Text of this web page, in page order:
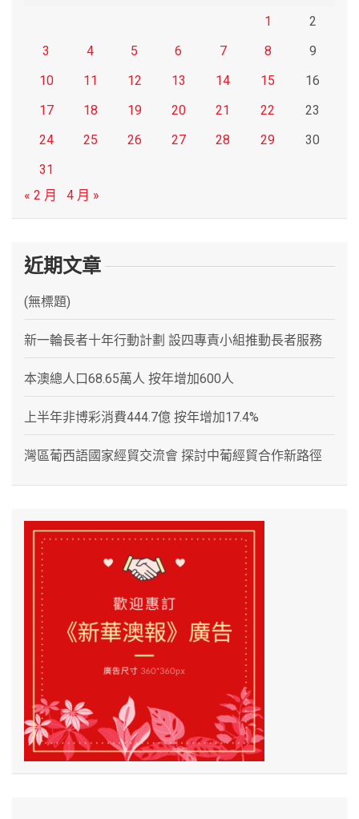
1
2
3
4 5 6 7 8
9
10
11 12 13 14 15
16
17
18 19 20 21 22
23
24
25 26 27 28 29
30
31
« 2 月
4 月 »
近期文章
(無標題)
新一輪長者十年行動計劃 設四專責小組推動長者服務
本澳總人口68.65萬人 按年增加600人
上半年非博彩消費444.7億 按年增加17.4%
灣區葡西語國家經貿交流會 探討中葡經貿合作新路徑